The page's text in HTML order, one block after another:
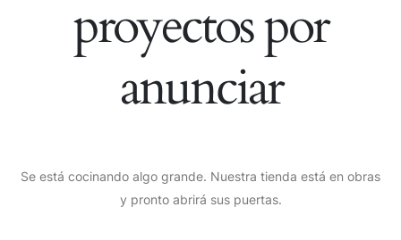
proyectos por
anunciar
Se está cocinando algo grande. Nuestra tienda está en obras
y pronto abrirá sus puertas.